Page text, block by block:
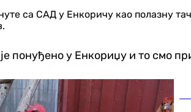
са САД у Енкоричу као полазну
понуђено у Енкориџу и то смо